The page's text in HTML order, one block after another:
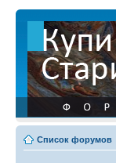
Список форумов